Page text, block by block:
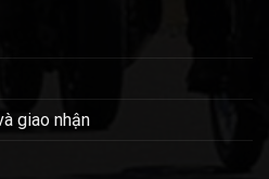
giao nhận